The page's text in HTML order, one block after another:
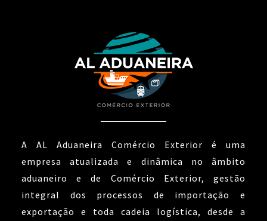
A AL Aduaneira Comércio Exterior é uma
empresa atualizada e dinâmica no âmbito
aduaneiro e de Comércio Exterior, gestão
integral dos processos de importação e
exportação e toda cadeia logística, desde a